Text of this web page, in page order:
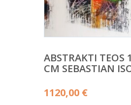
ABSTRAKTI TEOS
CM SEBASTIAN
1120,00 €